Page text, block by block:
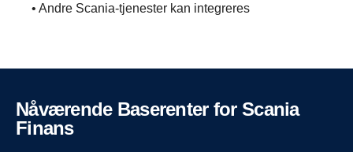
• Andre Scania-tjenester kan integreres
Fakta
Fakta
Nåværende Baserenter for Scania
Finans